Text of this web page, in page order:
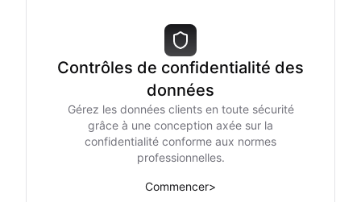
Contrôles de confidentialité des
données
Gérez les données clients en toute sécurité
grâce à une conception axée sur la
confidentialité conforme aux normes
professionnelles.
Commencer>